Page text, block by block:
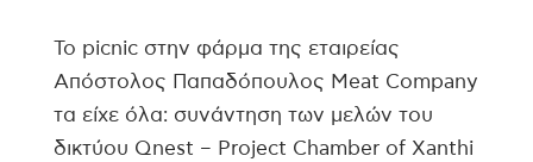
To picnic στην φάρμα της εταιρείας
Απόστολος Παπαδόπουλος Meat Company
τα είχε όλα: συνάντηση των μελών του
δικτύου Qnest – Project Chamber of Xanthi